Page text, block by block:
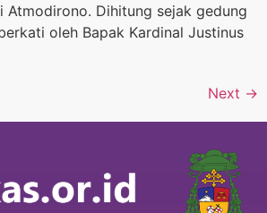
Atmodirono. Dihitung sejak gedung
oleh Bapak Kardinal Justinus
Next →